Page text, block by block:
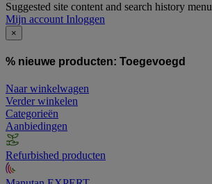
Suggested site content and search history menu
Mijn account Inloggen
×
% nieuwe producten: Toegevoegd
Naar winkelwagen
Verder winkelen
Categorieën
Aanbiedingen
Refurbished producten